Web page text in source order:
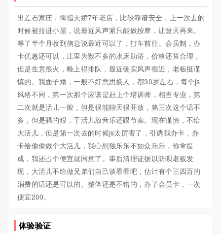
出差石家庄，御指天娇7年老店，比较靠谱安全，上一次去的
时候被拉进小屋，说最近风声紧只能做按摩，让改天再来。
等了半个月收到信息说最近可以了，打车前往。会员制，办
卡优惠还可以，庄里为数不多的水床助浴，价格还算合理，
但是生意很火，晚上得排队，最近确实风声很近，老板挺谨
慎的。我面子矮，一般不好意思换人，都30岁左右，每个js
风格不同，第一次那个应该是赶上个培训师，相当专业，第
二次就是活儿一般，但是很能聊天很开放，第三次这个话不
多，但是骚的狠，干活儿放音乐还跟节奏。现在谨慎，不给
大活儿，但是第一次去的时候js太厉害了，引诱我办卡，办
卡给偷偷做个大活儿，我心想独乐乐不如众乐乐，你拿提
成，我还占个便宜就同意了。事后清理证据以防呗老板发
现，大活儿不给做兄弟们自己谈看看吧，估计有个三四百的
消费的话还是可以的。整体还是不错的，办了会员卡，一次
便宜200。
体验验证